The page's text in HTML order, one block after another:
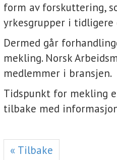
form av forskuttering,
yrkesgrupper i tidligere
Dermed går
mekling. Norsk
medlemmer i bransjen.
Tidspunkt for mekling
tilbake med
« Tilbake